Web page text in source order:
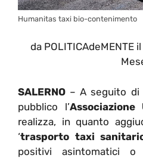
Humanitas taxi bio-contenimento
da POLITICAdeMENTE
SALERNO – A seguito di
pubblico l’Associazione
realizza, in quanto
‘trasporto taxi
positivi asintomatici o